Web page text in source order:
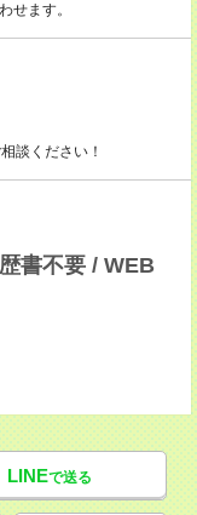
せます。
談ください！
書不要 / WEB
LINEで送る